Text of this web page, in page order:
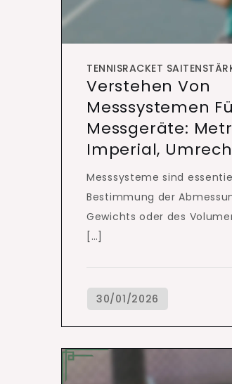
TENNISRACKET
Verstehen Von
Messsystemen
Messgeräte:
Imperial,
Messsysteme sind
Bestimmung der
Gewichts oder des
[…]